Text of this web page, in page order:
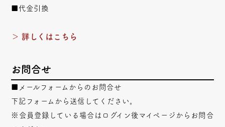
■代金引換
＞ 詳しくはこちら
お問合せ
■メールフォームからのお問合せ
下記フォームから送信してください。
※会員登録している場合はログイン後マイページからお問合